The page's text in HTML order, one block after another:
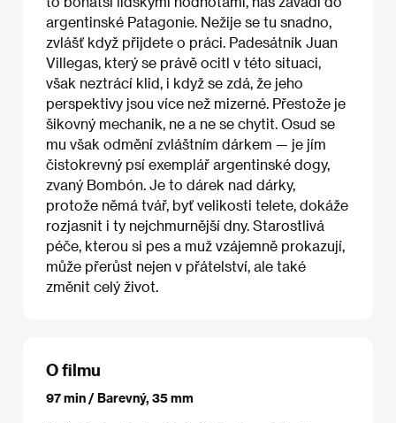
argentinské Patagonie. Nežije se tu snadno,
zvlášť když přijdete o práci. Padesátník Juan
Villegas, který se právě ocitl v této situaci,
však neztrácí klid, i když se zdá, že jeho
perspektivy jsou více než mizerné. Přestože je
šikovný mechanik, ne a ne se chytit. Osud se
mu však odmění zvláštním dárkem — je jím
čistokrevný psí exemplář argentinské dogy,
zvaný Bombón. Je to dárek nad dárky,
protože němá tvář, byť velikosti telete, dokáže
rozjasnit i ty nejchmurnější dny. Starostlivá
péče, kterou si pes a muž vzájemně prokazují,
může přerůst nejen v přátelství, ale také
změnit celý život.
O filmu
97 min / Barevný, 35 mm